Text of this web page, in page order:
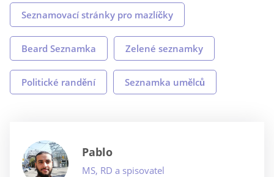
Seznamovací stránky pro mazlíčky
Beard Seznamka Zelené seznamky
Politické randění Seznamka umělců
Pablo
MS, RD a spisovatel